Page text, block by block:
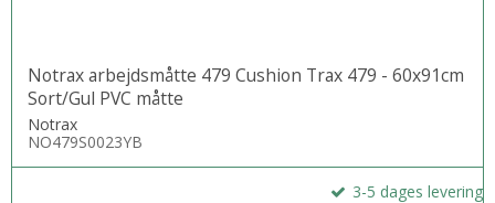
Notrax arbejdsmåtte 479 Cushion Trax 479 - 60x91cm
Sort/Gul PVC måtte
Notrax
NO479S0023YB
3-5 dages levering